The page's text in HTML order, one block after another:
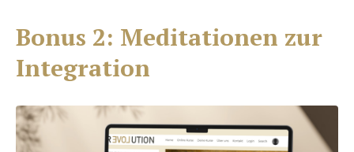
Bonus 2: Meditationen zur
Integration